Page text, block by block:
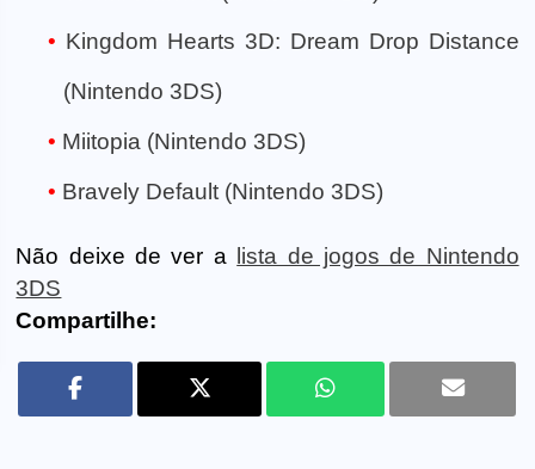
Kingdom Hearts 3D: Dream Drop Distance
(Nintendo 3DS)
Miitopia (Nintendo 3DS)
Bravely Default (Nintendo 3DS)
Não deixe de ver a
lista de jogos de Nintendo
3DS
Compartilhe: